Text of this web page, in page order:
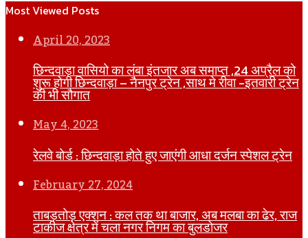
Most Viewed Posts
April 20, 2023
छिन्दवाड़ा वासियो का लंबा इंतजार अब समाप्त ,24 अप्रैल को
शुरू होगी छिन्दवाड़ा – नैनपुर ट्रेन ,साथ मे रीवा -इतवारी ट्रेन
की भी सौगात
May 4, 2023
रेलवे बोर्ड : छिन्दवाड़ा होते हुए जाएंगी आधा दर्जन स्पेशल ट्रेन
February 27, 2024
ताबड़तोड़ एक्शन : कल तक था बाजार, अब मलबा का ढेर, राज
टाकीज क्षेत्र में चला नगर निगम का बुलडोजर